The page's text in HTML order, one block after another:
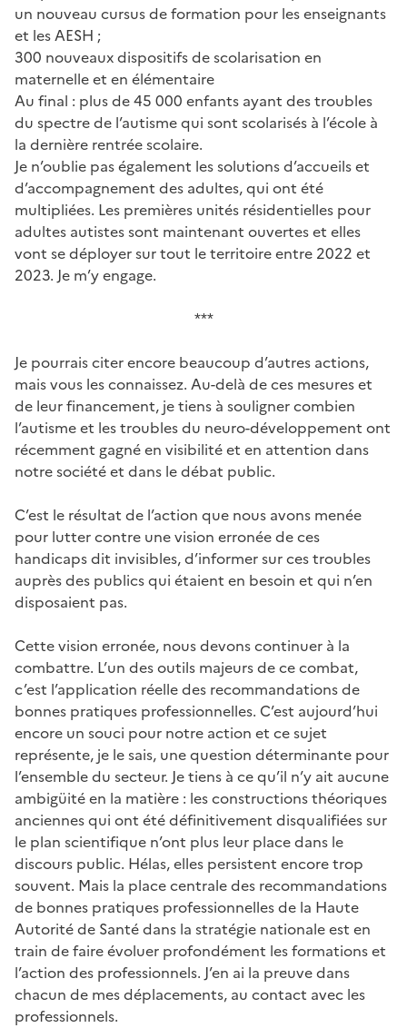
un nouveau cursus de formation pour les enseignants
et les AESH ;
300 nouveaux dispositifs de scolarisation en
maternelle et en élémentaire
Au final : plus de 45 000 enfants ayant des troubles
du spectre de l’autisme qui sont scolarisés à l’école à
la dernière rentrée scolaire.
Je n’oublie pas également les solutions d’accueils et
d’accompagnement des adultes, qui ont été
multipliées. Les premières unités résidentielles pour
adultes autistes sont maintenant ouvertes et elles
vont se déployer sur tout le territoire entre 2022 et
2023. Je m’y engage.
***
Je pourrais citer encore beaucoup d’autres actions,
mais vous les connaissez. Au-delà de ces mesures et
de leur financement, je tiens à souligner combien
l’autisme et les troubles du neuro-développement ont
récemment gagné en visibilité et en attention dans
notre société et dans le débat public.
C’est le résultat de l’action que nous avons menée
pour lutter contre une vision erronée de ces
handicaps dit invisibles, d’informer sur ces troubles
auprès des publics qui étaient en besoin et qui n’en
disposaient pas.
Cette vision erronée, nous devons continuer à la
combattre. L’un des outils majeurs de ce combat,
c’est l’application réelle des recommandations de
bonnes pratiques professionnelles. C’est aujourd’hui
encore un souci pour notre action et ce sujet
représente, je le sais, une question déterminante pour
l’ensemble du secteur. Je tiens à ce qu’il n’y ait aucune
ambigüité en la matière : les constructions théoriques
anciennes qui ont été définitivement disqualifiées sur
le plan scientifique n’ont plus leur place dans le
discours public. Hélas, elles persistent encore trop
souvent. Mais la place centrale des recommandations
de bonnes pratiques professionnelles de la Haute
Autorité de Santé dans la stratégie nationale est en
train de faire évoluer profondément les formations et
l’action des professionnels. J’en ai la preuve dans
chacun de mes déplacements, au contact avec les
professionnels.